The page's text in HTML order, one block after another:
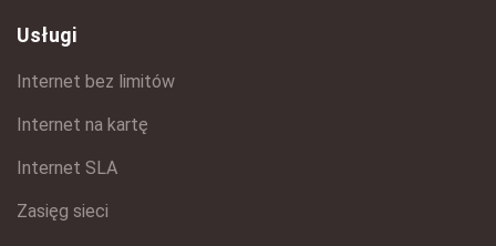
Usługi
Internet bez limitów
Internet na kartę
Internet SLA
Zasięg sieci